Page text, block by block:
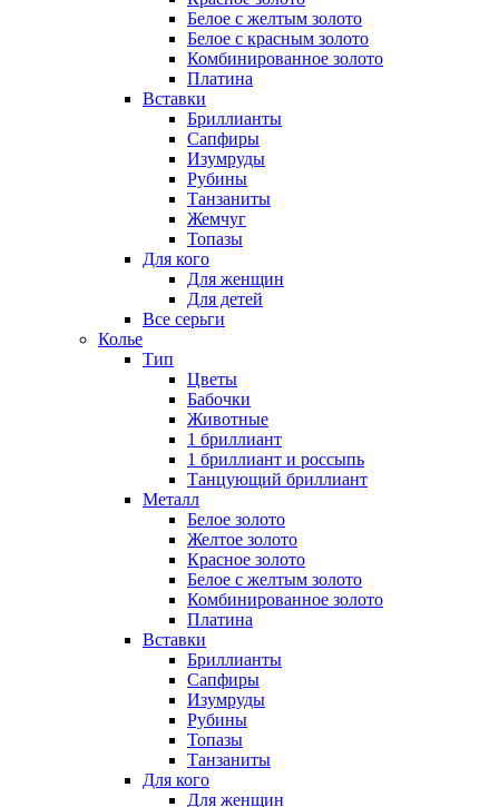
Белое с желтым золото
Белое с красным золото
Комбинированное золото
Платина
Вставки
Бриллианты
Сапфиры
Изумруды
Рубины
Танзаниты
Жемчуг
Топазы
Для кого
Для женщин
Для детей
Все серьги
Колье
Тип
Цветы
Бабочки
Животные
1 бриллиант
1 бриллиант и россыпь
Танцующий бриллиант
Металл
Белое золото
Желтое золото
Красное золото
Белое с желтым золото
Комбинированное золото
Платина
Вставки
Бриллианты
Сапфиры
Изумруды
Рубины
Топазы
Танзаниты
Для кого
Для женщин